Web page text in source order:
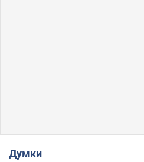
Думки